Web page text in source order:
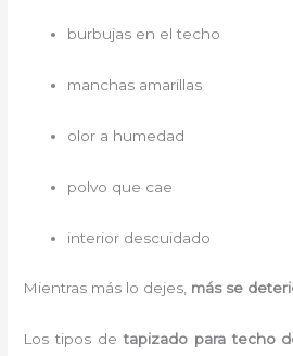
burbujas en el techo
manchas amarillas
olor a humedad
polvo que cae
interior descuidado
Mientras más lo dejes, más se
Los tipos de tapizado para techo